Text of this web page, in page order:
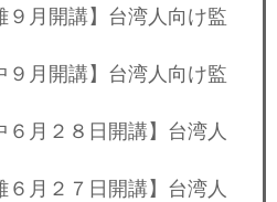
９月開講】台湾人向け監
９月開講】台湾人向け監
６月２８日開講】台湾人
６月２７日開講】台湾人